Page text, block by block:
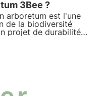
et une
responsable
3Bee ?
arboretum est l'une
de la biodiversité
projet de durabilité
de bord, pour